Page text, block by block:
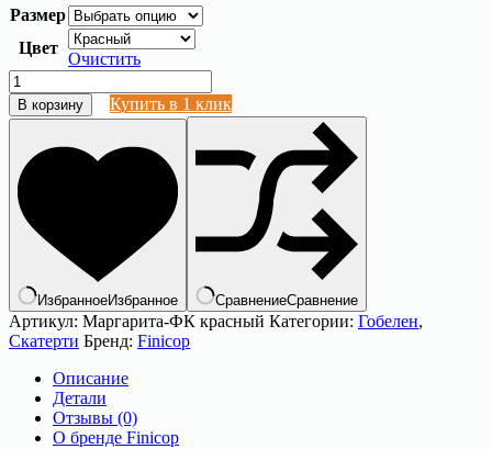
1
353 ₽
–
2
539 ₽
Размер
Цвет
Очистить
Количество
товара
Гобеленовая
квадрат
"FINICOP"
Артикул:
Маргарита
красный
В корзину Купить в 1 клик
ИзбранноеИзбранное СравнениеСравнение
Артикул: Маргарита-ФК красный Категории: Гобелен,
Скатерти Бренд: Finicop
Описание
Детали
Отзывы (0)
О бренде Finicop